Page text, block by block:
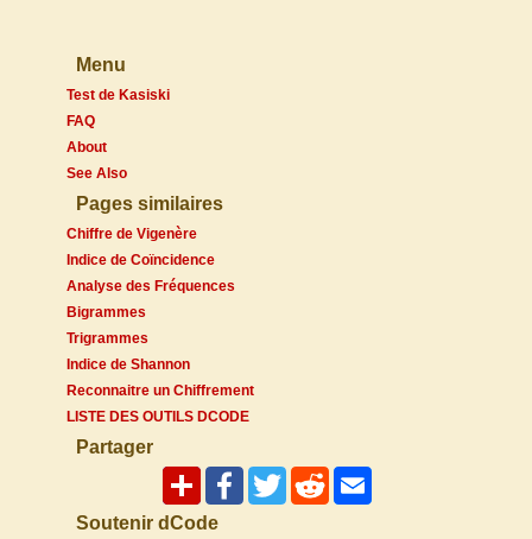
Menu
Test de Kasiski
FAQ
About
See Also
Pages similaires
Chiffre de Vigenère
Indice de Coïncidence
Analyse des Fréquences
Bigrammes
Trigrammes
Indice de Shannon
Reconnaitre un Chiffrement
LISTE DES OUTILS DCODE
Partager
Soutenir dCode